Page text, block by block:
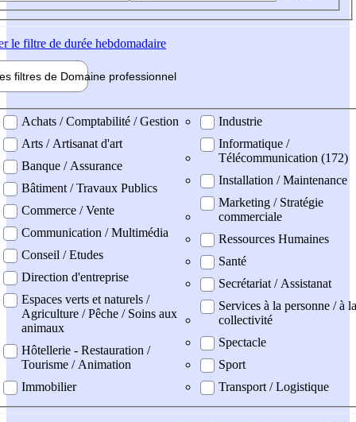
le filtre de durée hebdomadaire
filtres de Domaine professionnel
professionel
Achats / Comptabilité / Gestion
Arts / Artisanat d'art
Banque / Assurance
Bâtiment / Travaux Publics
Commerce / Vente
Communication / Multimédia
Conseil / Etudes
Direction d'entreprise
Espaces verts et naturels /
Agriculture / Pêche / Soins aux
animaux
Hôtellerie - Restauration /
Tourisme / Animation
Immobilier
Industrie
Informatique /
Télécommunication (172)
Installation / Maintenance
Marketing / Stratégie
commerciale
Ressources Humaines
Santé
Secrétariat / Assistanat
Services à la personne / à la
collectivité
Spectacle
Sport
Transport / Logistique